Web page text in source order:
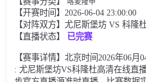
喀麦隆甲
【开赛时间】2026-06-04 23:00:00
【对阵双方】尤尼斯堡坊 VS 科隆
【直播状态】
已完赛
【赛事详情】北京时间2026年06
: 尤尼斯堡坊VS科隆杜高清在线直